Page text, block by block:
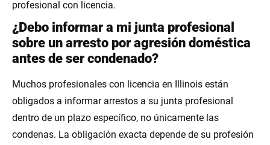
profesional con licencia.
¿Debo informar a mi junta profesional
sobre un arresto por agresión doméstica
antes de ser condenado?
Muchos profesionales con licencia en Illinois están
obligados a informar arrestos a su junta profesional
dentro de un plazo específico, no únicamente las
condenas. La obligación exacta depende de su profesión